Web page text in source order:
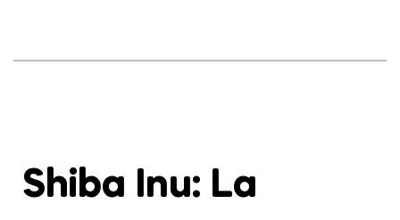
Shiba Inu: La